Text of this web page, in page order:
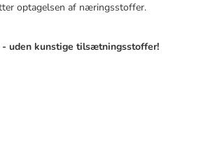
optagelsen af ​​næringsstoffer.
uden kunstige tilsætningsstoffer!